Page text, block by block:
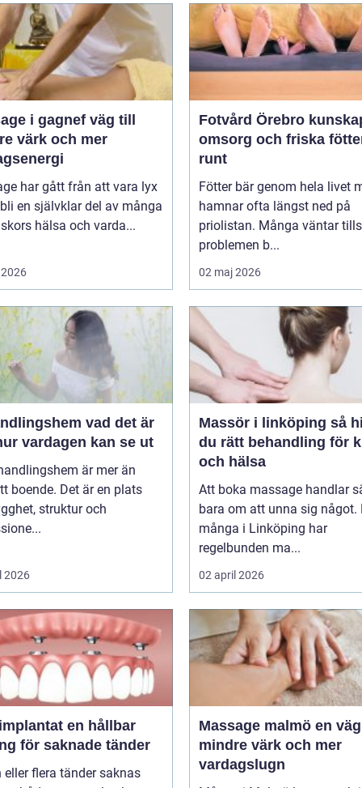
i gagnef väg till
värk och mer
har gått från att vara lyx
en självklar del av många
hälsa och varda...
Fotvård Örebro kunskap,
omsorg och friska
runt
Fötter bär genom hela livet
hamnar ofta längst ned på
priolistan. Många väntar tills
problemen b...
02 maj 2026
vad det är
vardagen kan se ut
är mer än
boende. Det är en plats
struktur och
2026
Massör i linköping så hittar
du rätt behandling för
och hälsa
Att boka massage handlar
bara om att unna sig något.
många i Linköping har
regelbunden ma...
02 april 2026
en hållbar
för saknade tänder
eller flera tänder saknas
Massage malmö en väg till
mindre värk och mer
vardagslugn